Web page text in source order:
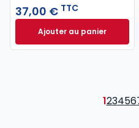
37,00 € TTC
Ajouter au panier
Code pénal
123456